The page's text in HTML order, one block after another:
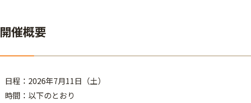
開催概要
日程：2026年7月11日（土）
時間：以下のとおり